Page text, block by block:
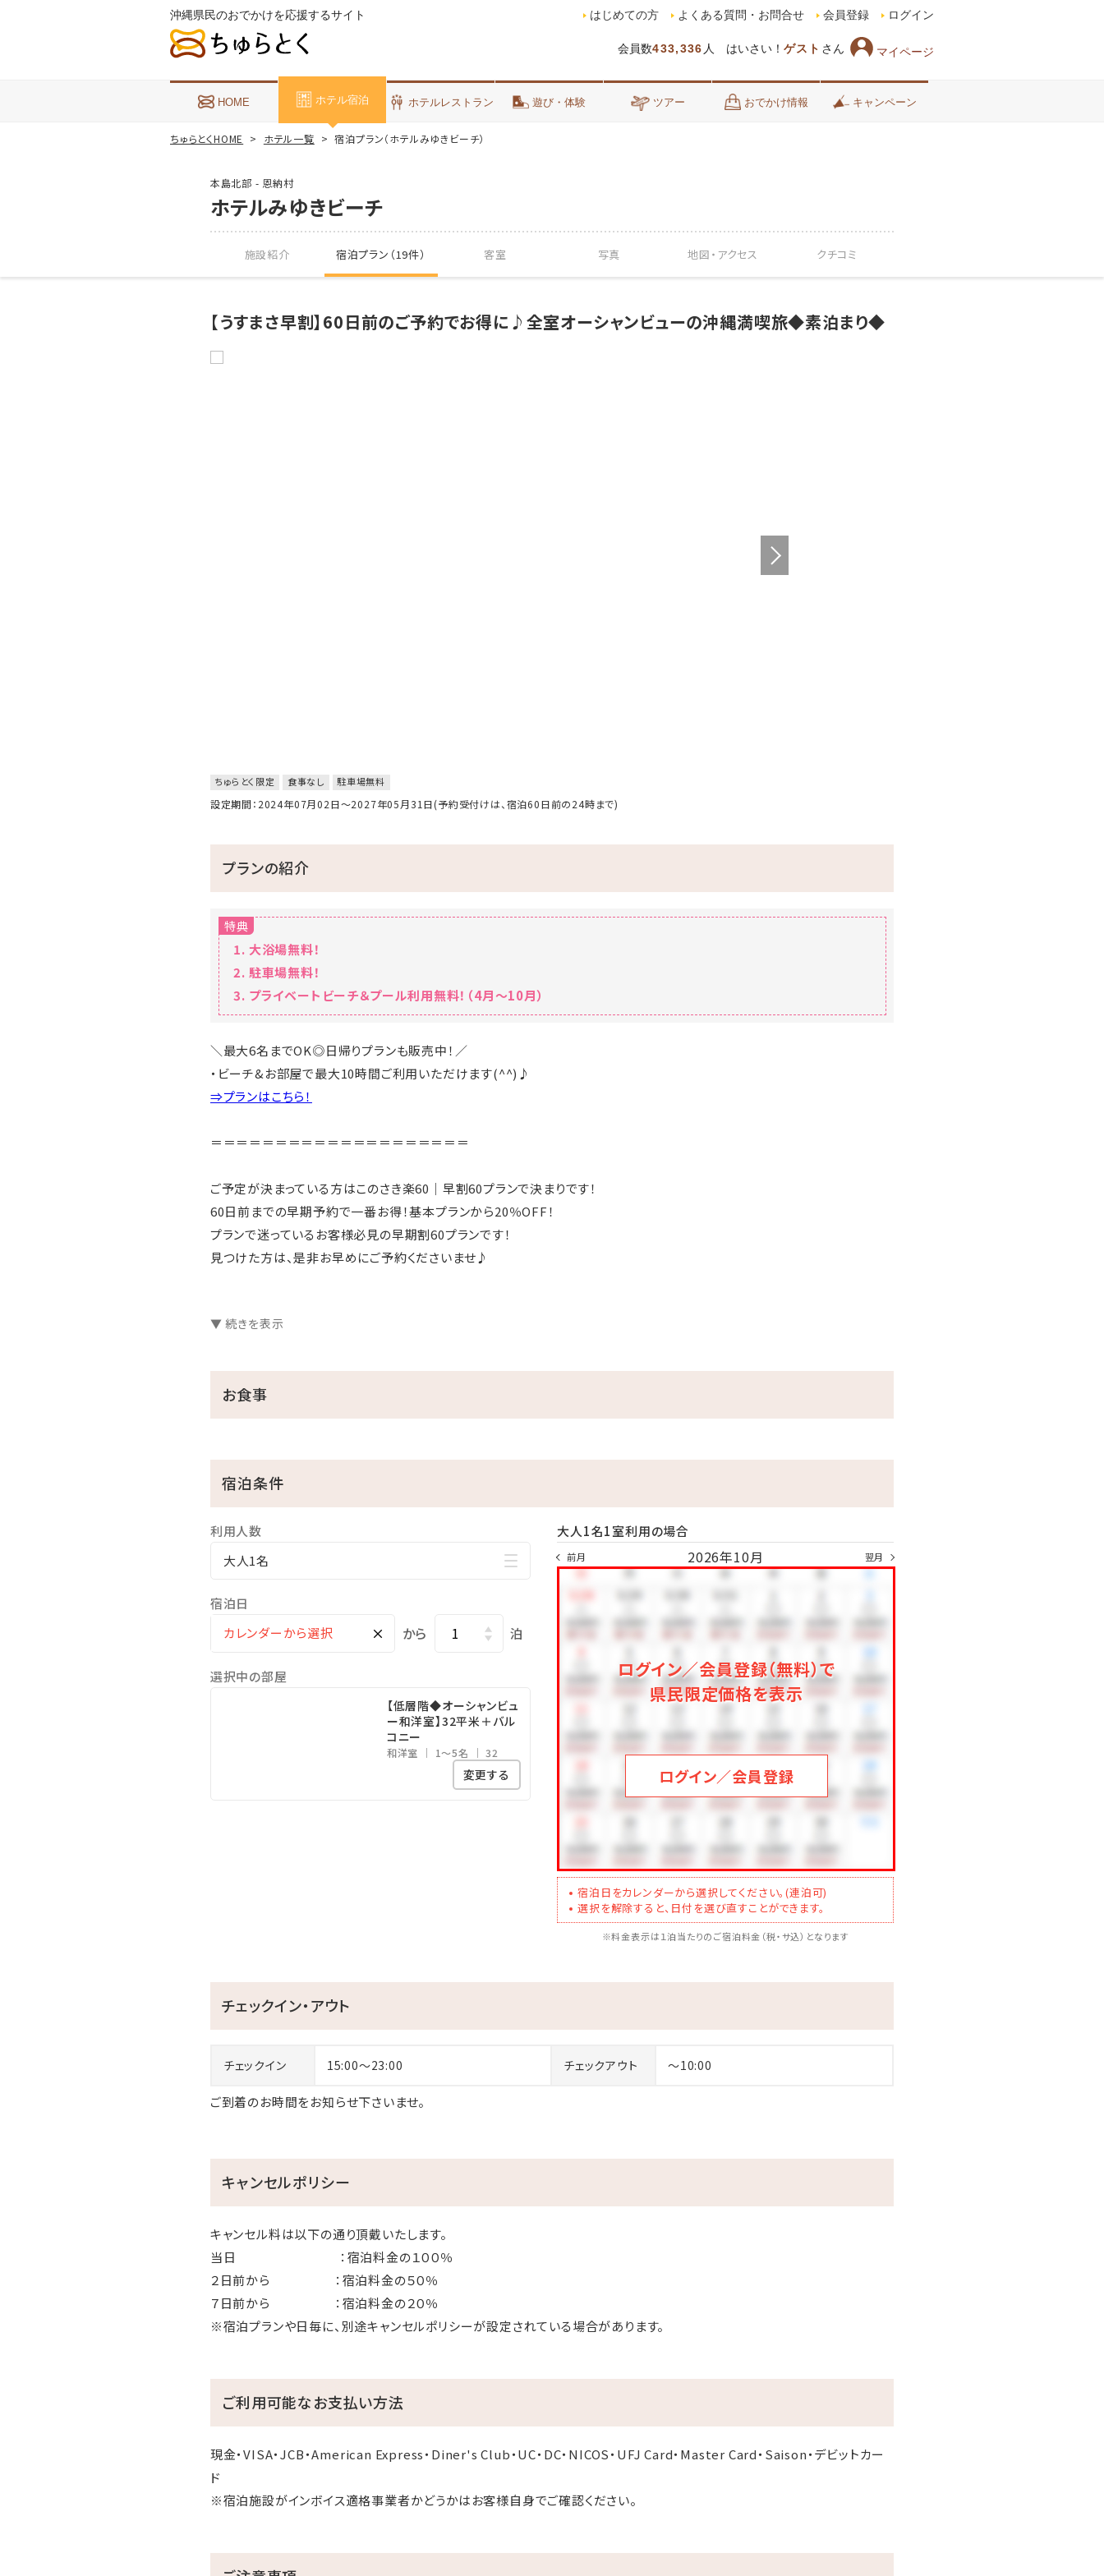
沖縄県民のおでかけを応援するサイト
会員数433,336 人 はいさい！ ゲスト さん マイページ
はじめての方 よくある質問・お問合せ 会員登録 ログイン
HOME ホテル宿泊 ホテルレストラン 遊び・体験 ツアー おでかけ情報 キャンペーン
ちゅらとくHOME ホテル一覧 宿泊プラン（ホテルみゆきビーチ）
本島北部 - 恩納村
ホテルみゆきビーチ
施設紹介 宿泊プラン（19件） 客室 写真 地図・ アクセス クチコミ
【うすまさ早割】60日前のご予約でお得に♪全室オーシャンビューの沖縄満喫旅◆素泊まり◆
ちゅらとく限定 食事なし 駐車場無料
設定期間：2024年07月02日～2027年05月31日(予約受付けは、宿泊60日前の24時まで)
プランの紹介
特典
大浴場無料！
駐車場無料！
プライベートビーチ＆プール利用無料！（4月～10月）
＼最大6名までOK◎日帰りプランも販売中！／
・ビーチ&お部屋で最大10時間ご利用いただけます(^^)♪
⇒プランはこちら！
＝＝＝＝＝＝＝＝＝＝＝＝＝＝＝＝＝＝＝＝
ご予定が決まっている方はこのさき楽60｜早割60プランで決まりです！
60日前までの早期予約で一番お得！基本プランから20％OFF！
プランで迷っているお客様必見の早期割60プランです！
見つけた方は、是非お早めにご予約くださいませ♪
□全室オーシャンビュー確約！
□沖縄と言えば海！ホテル目の前がプライベートビーチ♪
チェックイン後、お部屋で水着に着替えてビーチへ直行！
小さなお子様連れのパパママも屋外プールだったらお楽しみ頂けます♪
ここからも海の眺めを楽しめます！
※遊泳期間…４月～１０月末迄
□無料の展望大浴場
マリンスポーツやレジャーで 疲れた身体をのんびり休めることのできる広々空間。
※ご利用時間…06：00～10：00／15：00～24：00
※温泉ではございません
★☆観光情報☆★
●一度は行ってみたい!美ら海水族館まで、車で約50分
●モンドセレクション受賞作品多数!御菓子御殿「恩納店」まで、車で約2分
●崖の下に広がるエメラルドの美しい海!万座毛まで、車で約10分
●ブセナリゾートの海中展望塔まで、車で約15分
▼ 続きを表示
お食事
宿泊条件
利用人数
大人1名
宿泊日
× から 泊
選択中の部屋
【低層階◆オーシャンビュ
ー和洋室】32平米＋バル
コニー
和洋室 1～5名 32
変更する
大人1名1室利用の場合
前月 2026年10月 翌月
ログイン／会員登録（無料）で
県民限定価格を表示
ログイン／会員登録
宿泊日をカレンダーから選択してください。(連泊可)
選択を解除すると、日付を選び直すことができます。
※料金表示は１泊当たりのご宿泊料金（税・サ込）となります
チェックイン・アウト
チェックイン 15:00～23:00 チェックアウト ～10:00
ご到着のお時間をお知らせ下さいませ。
キャンセルポリシー
キャンセル料は以下の通り頂戴いたします。
当日 ：宿泊料金の１００％
２日前から ：宿泊料金の５０％
７日前から ：宿泊料金の２０％
※宿泊プランや日毎に、別途キャンセルポリシーが設定されている場合があります。
ご利用可能なお支払い方法
現金・VISA・JCB・American Express・Diner's Club・UC・DC・NICOS・UFJ Card・Master Card・Saison・デビットカー
ド
※宿泊施設がインボイス適格事業者かどうかはお客様自身でご確認ください。